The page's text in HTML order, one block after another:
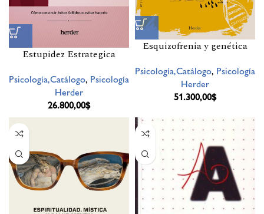
Estupidez Estrategica
Psicología,Catálogo, Psicología
Herder
26.800,00$
Esquizofrenia y genética
Psicología,Catálogo, Psicología
Herder
51.300,00$